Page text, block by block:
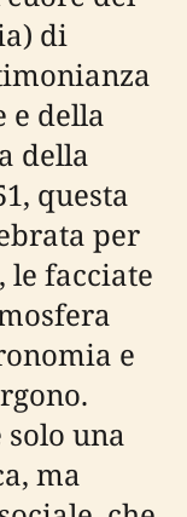
di
e della
della
questa
per
le facciate
e
solo una
ma